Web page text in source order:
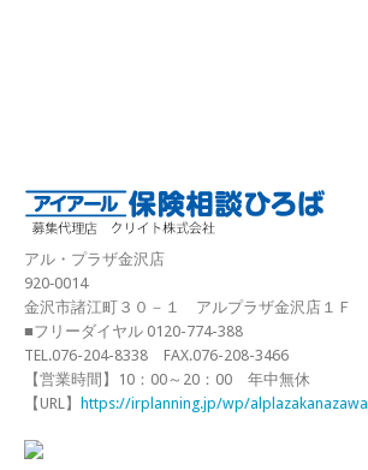
アル・プラザ金沢店
920‐0014
金沢市諸江町３０－１ アルプラザ金沢店１Ｆ
■フリーダイヤル 0120-774-388
TEL.076-204-8338 FAX.076-208-3466
【営業時間】10：00～20：00 年中無休
【URL】 https://irplanning.jp/wp/alplazakanazawa